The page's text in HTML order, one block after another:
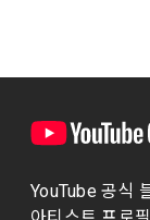
YouTube 공식